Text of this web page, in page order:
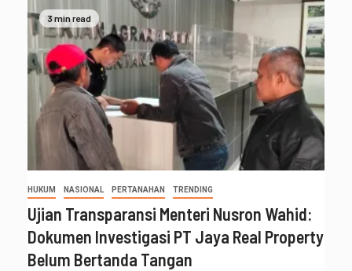
3 min read
HUKUM NASIONAL PERTANAHAN TRENDING
Ujian Transparansi Menteri Nusron Wahid:
Dokumen Investigasi PT Jaya Real Property
Belum Bertanda Tangan